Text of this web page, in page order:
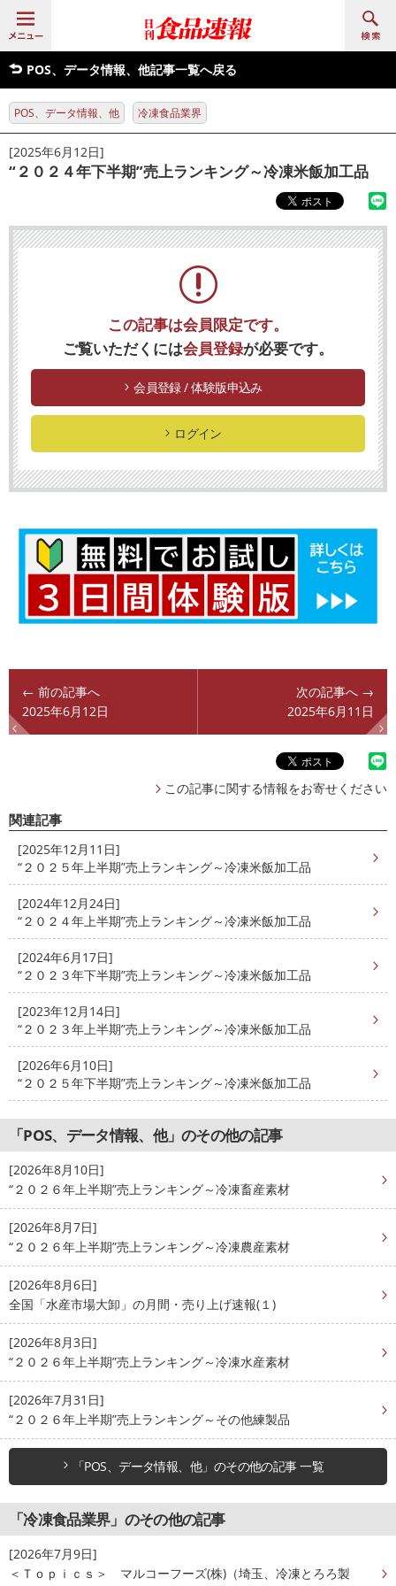
POS、データ情報、他記事一覧へ戻る
POS、データ情報、他 冷凍食品業界
[2025年6月12日]
“２０２４年下半期”売上ランキング～冷凍米飯加工品
この記事は会員限定です。
ご覧いただくには会員登録が必要です。
会員登録 / 体験版申込み
ログイン
← 前の記事へ
2025年6月12日
次の記事へ →
2025年6月11日
この記事に関する情報をお寄せください
関連記事
[2025年12月11日]
“２０２５年上半期”売上ランキング～冷凍米飯加工品
[2024年12月24日]
“２０２４年上半期”売上ランキング～冷凍米飯加工品
[2024年6月17日]
“２０２３年下半期”売上ランキング～冷凍米飯加工品
[2023年12月14日]
“２０２３年上半期”売上ランキング～冷凍米飯加工品
[2026年6月10日]
“２０２５年下半期”売上ランキング～冷凍米飯加工品
「POS、データ情報、他」のその他の記事
[2026年8月10日]
“２０２６年上半期”売上ランキング～冷凍畜産素材
[2026年8月7日]
“２０２６年上半期”売上ランキング～冷凍農産素材
[2026年8月6日]
全国「水産市場大卸」の月間・売り上げ速報(１)
[2026年8月3日]
“２０２６年上半期”売上ランキング～冷凍水産素材
[2026年7月31日]
“２０２６年上半期”売上ランキング～その他練製品
「POS、データ情報、他」のその他の記事 一覧
「冷凍食品業界」のその他の記事
[2026年7月9日]
＜Ｔｏｐｉｃｓ＞ マルコーフーズ(株)（埼玉、冷凍とろろ製